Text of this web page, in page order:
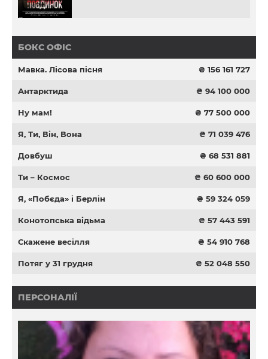
БОКС ОФІС
Мавка. Лісова пісня ₴ 156 161 727
Антарктида ₴ 94 100 000
Ну мам! ₴ 77 500 000
Я, Ти, Він, Вона ₴ 71 039 476
Довбуш ₴ 68 531 881
Ти – Космос ₴ 60 600 000
Я, «Побєда» і Берлін ₴ 59 324 059
Конотопська відьма ₴ 57 443 591
Скажене весілля ₴ 54 910 768
Потяг у 31 грудня ₴ 52 048 550
ПЕРСОНАЛІЇ